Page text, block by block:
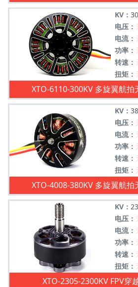
KV：
电压：
电流：
功率：
转速：
扭矩：
XTO-6110-300KV 多旋翼航
KV：
电压：
电流：
功率：
转速：
扭矩：
XTO-4008-380KV 多旋翼航
KV：
电压：
电流：
功率：
转速：
扭矩：
XTO-2305-2300KV FPV穿